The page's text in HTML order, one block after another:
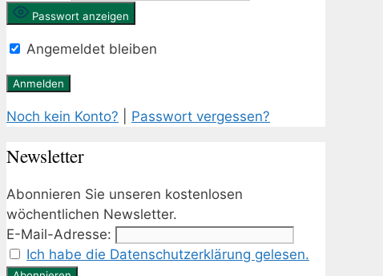
Passwort anzeigen
Angemeldet bleiben
Noch kein Konto? Passwort vergessen?
Newsletter
Abonnieren Sie unseren kostenlosen
wöchentlichen Newsletter.
E-Mail-Adresse:
Ich habe die Datenschutzerklärung gelesen.